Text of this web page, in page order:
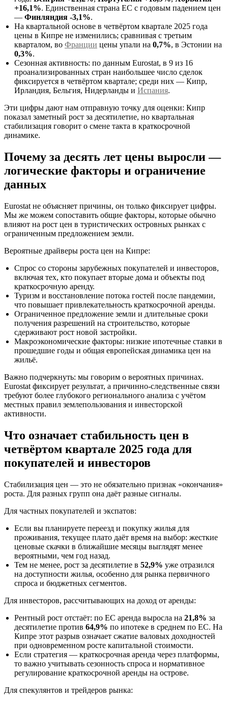
+16,1%. Единственная страна ЕС с годовым падением цен
— Финляндия -3,1%.
На квартальной основе в четвёртом квартале 2025 года
цены в Кипре не изменились; сравнивая с третьим
кварталом, во Франции цены упали на 0,7%, в Эстонии на
0,3%.
Сезонная активность: по данным Eurostat, в 9 из 16
проанализированных стран наибольшее число сделок
фиксируется в четвёртом квартале; среди них — Кипр,
Ирландия, Бельгия, Нидерланды и Испания.
Эти цифры дают нам отправную точку для оценки: Кипр
показал заметный рост за десятилетие, но квартальная
стабилизация говорит о смене такта в краткосрочной
динамике.
Почему за десять лет цены выросли —
логические факторы и ограничение
данных
Eurostat не объясняет причины, он только фиксирует цифры.
Мы же можем сопоставить общие факторы, которые обычно
влияют на рост цен в туристических островных рынках с
ограниченным предложением земли.
Вероятные драйверы роста цен на Кипре:
Спрос со стороны зарубежных покупателей и инвесторов,
включая тех, кто покупает вторые дома и объекты под
краткосрочную аренду.
Туризм и восстановление потока гостей после пандемии,
что повышает привлекательность краткосрочной аренды.
Ограниченное предложение земли и длительные сроки
получения разрешений на строительство, которые
сдерживают рост новой застройки.
Макроэкономические факторы: низкие ипотечные ставки в
прошедшие годы и общая европейская динамика цен на
жильё.
Важно подчеркнуть: мы говорим о вероятных причинах.
Eurostat фиксирует результат, а причинно‑следственные связи
требуют более глубокого регионального анализа с учётом
местных правил землепользования и инвесторской
активности.
Что означает стабильность цен в
четвёртом квартале 2025 года для
покупателей и инвесторов
Стабилизация цен — это не обязательно признак «окончания»
роста. Для разных групп она даёт разные сигналы.
Для частных покупателей и экспатов:
Если вы планируете переезд и покупку жилья для
проживания, текущее плато даёт время на выбор: жесткие
ценовые скачки в ближайшие месяцы выглядят менее
вероятными, чем год назад.
Тем не менее, рост за десятилетие в 52,9% уже отразился
на доступности жилья, особенно для рынка первичного
спроса и бюджетных сегментов.
Для инвесторов, рассчитывающих на доход от аренды:
Рентный рост отстаёт: по ЕС аренда выросла на 21,8% за
десятилетие против 64,9% по ипотеке в среднем по ЕС. На
Кипре этот разрыв означает сжатие валовых доходностей
при одновременном росте капитальной стоимости.
Если стратегия — краткосрочная аренда через платформы,
то важно учитывать сезонность спроса и нормативное
регулирование краткосрочной аренды на острове.
Для спекулянтов и трейдеров рынка: